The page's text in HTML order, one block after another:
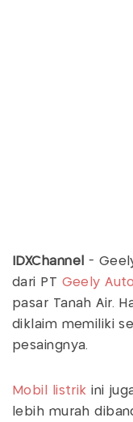
IDXChannel -
dari PT Geely
pasar Tanah Air.
diklaim memiliki
pesaingnya.
Mobil listrik ini
lebih murah